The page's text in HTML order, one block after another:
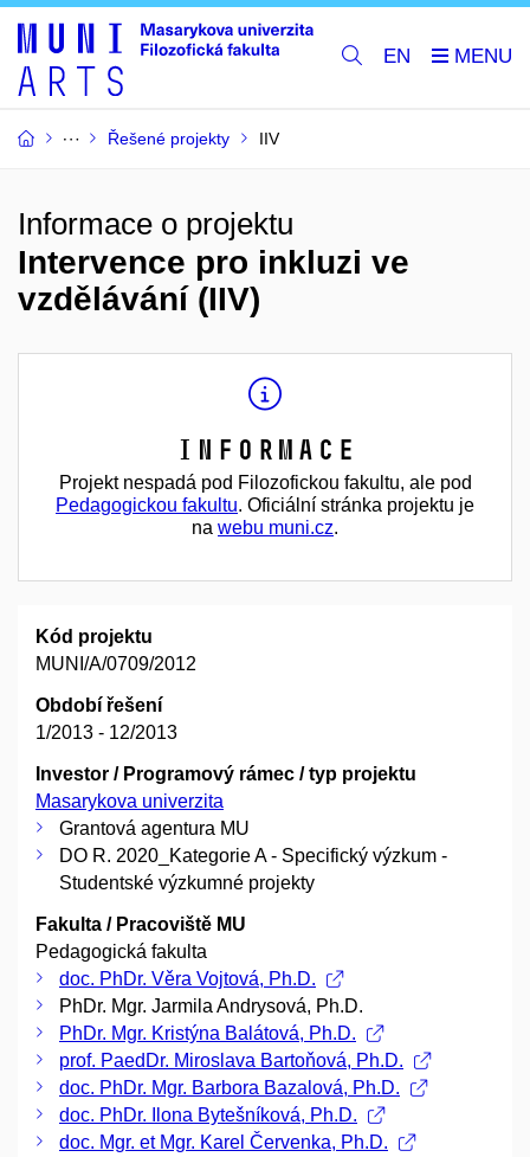
EN
Řešené projekty IIV
Informace o projektu
Intervence pro inkluzi ve
vzdělávání (IIV)
Informace
Projekt nespadá pod Filozofickou fakultu, ale pod
Pedagogickou fakultu. Oficiální stránka projektu je
na webu muni.cz.
Kód projektu
MUNI/A/0709/2012
Období řešení
1/2013 - 12/2013
Investor / Programový rámec / typ projektu
Masarykova univerzita
Grantová agentura MU
DO R. 2020_Kategorie A - Specifický výzkum -
Studentské výzkumné projekty
Fakulta / Pracoviště MU
Pedagogická fakulta
doc. PhDr. Věra Vojtová, Ph.D.
PhDr. Mgr. Jarmila Andrysová, Ph.D.
PhDr. Mgr. Kristýna Balátová, Ph.D.
prof. PaedDr. Miroslava Bartoňová, Ph.D.
doc. PhDr. Mgr. Barbora Bazalová, Ph.D.
doc. PhDr. Ilona Bytešníková, Ph.D.
doc. Mgr. et Mgr. Karel Červenka, Ph.D.